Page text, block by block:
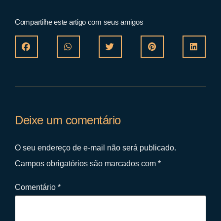
Compartilhe este artigo com seus amigos
Deixe um comentário
O seu endereço de e-mail não será publicado.
Campos obrigatórios são marcados com *
Comentário *